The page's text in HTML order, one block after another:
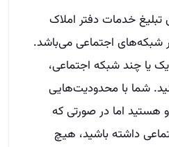
خدمات دفتر املاک
اجتماعی می‌باشد.
یک یا چند شبکه اجتماعی،
شما با محدودیت‌هایی
هستید اما در صورتی که
داشته باشید، هیچ